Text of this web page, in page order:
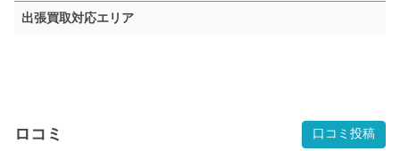
出張買取対応エリア
ロコミ 口コミ投稿